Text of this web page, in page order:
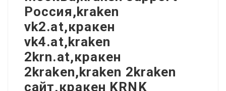
Россия,kraken
vk2.at,кракен
vk4.at,kraken
2krn.at,кракен
2kraken,kraken 2kraken
сайт,кракен KRNK